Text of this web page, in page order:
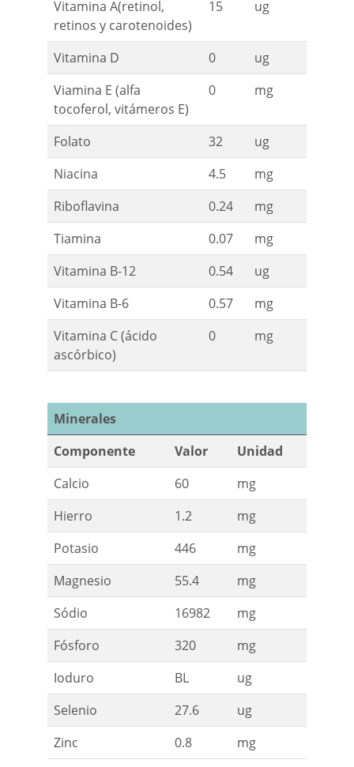
Vitamina A(retinol,
retinos y carotenoides)
15 ug
Vitamina D 0
ug
Viamina E (alfa
tocoferol, vitámeros E)
0 mg
Folato 32
ug
Niacina
4.5
mg
Riboflavina
0.24
mg
Tiamina
0.07
mg
Vitamina B-12
0.54
ug
Vitamina B-6
0.57
mg
Vitamina C (ácido
ascórbico)
0 mg
Minerales
Componente
Valor
Unidad
Calcio
60
mg
Hierro
1.2
mg
Potasio
446
mg
Magnesio
55.4
mg
Sódio
16982
mg
Fósforo
320
mg
Ioduro
BL
ug
Selenio
27.6
ug
Zinc
0.8 mg